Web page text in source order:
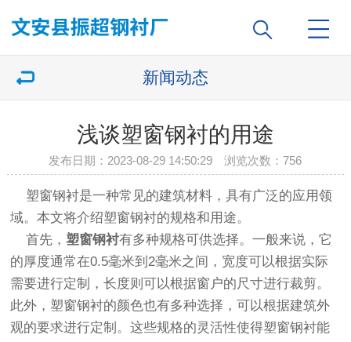
新闻动态
浅谈塑窗钢衬的用途
发布日期：2023-08-29 14:50:29 浏览次数：756
塑窗钢衬是一种常见的建筑材料，具有广泛的应用领
域。本文将介绍塑窗钢衬的规格和用途。
首先，塑窗钢衬有多种规格可供选择。一般来说，它
的厚度通常在0.5毫米到2毫米之间，宽度可以根据实际
需要进行定制，长度则可以根据窗户的尺寸进行裁剪。
此外，塑窗钢衬的颜色也有多种选择，可以根据建筑外
观的要求进行定制。这些规格的灵活性使得塑窗钢衬能